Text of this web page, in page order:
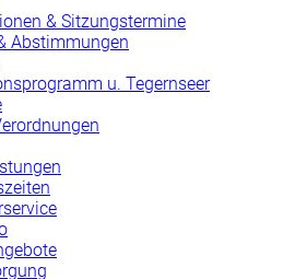
& Sitzungstermine
Abstimmungen
u. Tegernseer